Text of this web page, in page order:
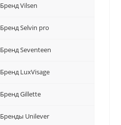
Бренд Vilsen
Бренд Selvin pro
Бренд Seventeen
Бренд LuxVisage
Бренд Gillette
Бренды Unilever